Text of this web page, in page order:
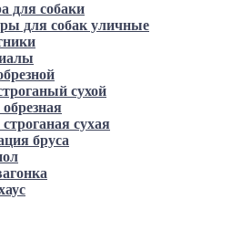
для собаки
для собак уличные
сухой
строганая сухая
бруса